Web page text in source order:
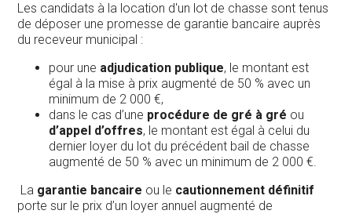
Les candidats à la location d'un lot de chasse sont tenus
de déposer une promesse de garantie bancaire auprès
du receveur municipal :
pour une adjudication publique, le montant est
égal à la mise à prix augmenté de 50 % avec un
minimum de 2 000 €,
dans le cas d’une procédure de gré à gré ou
d’appel d’offres, le montant est égal à celui du
dernier loyer du lot du précédent bail de chasse
augmenté de 50 % avec un minimum de 2 000 €.
La garantie bancaire ou le cautionnement définitif
porte sur le prix d’un loyer annuel augmenté de